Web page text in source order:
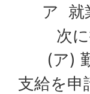
ア 就
次に掲
(ア) 勤
支給を申